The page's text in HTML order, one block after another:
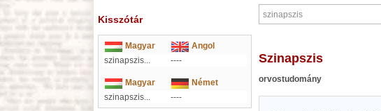
Kisszótár
Magyar
Angol
szinapszis...
----
Magyar
Német
szinapszis...
----
szinapszis
orvostudomány